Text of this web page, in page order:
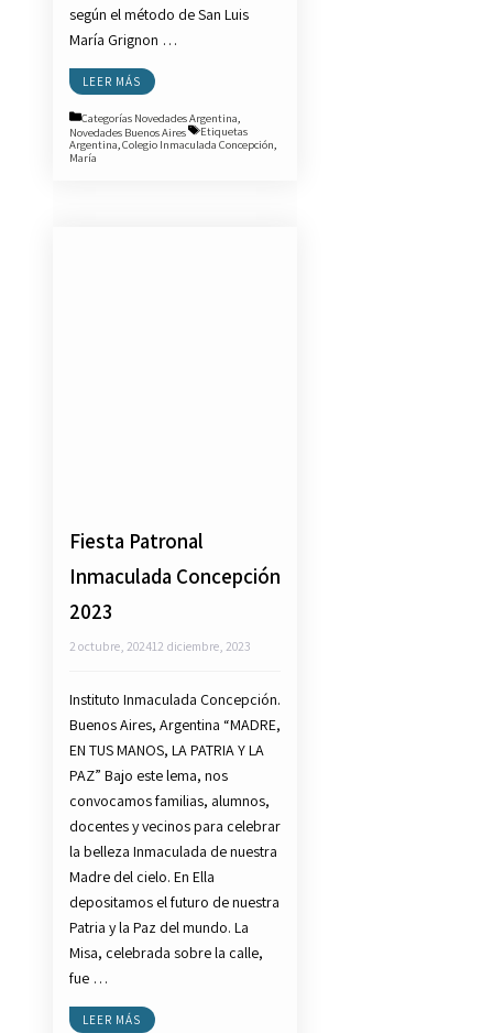
según el método de San Luis
María Grignon …
LEER MÁS
Categorías Novedades Argentina
Novedades Buenos Aires
Etiquetas
Argentina,Colegio Inmaculada Concepción,
María
Fiesta Patronal
Inmaculada Concepción
2023
2 octubre, 202412 diciembre, 2023
Instituto Inmaculada Concepción.
Buenos Aires, Argentina “MADRE,
EN TUS MANOS, LA PATRIA Y LA
PAZ” Bajo este lema, nos
convocamos familias, alumnos,
docentes y vecinos para celebrar
la belleza Inmaculada de nuestra
Madre del cielo. En Ella
depositamos el futuro de nuestra
Patria y la Paz del mundo. La
Misa, celebrada sobre la calle,
fue …
LEER MÁS